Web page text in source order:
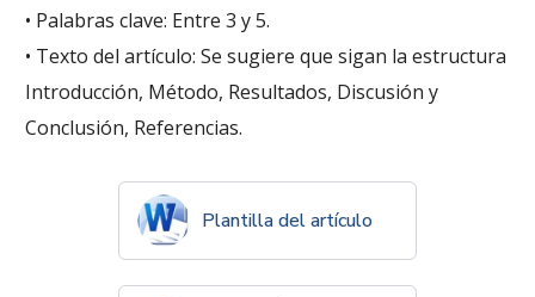
• Palabras clave: Entre 3 y 5.
• Texto del artículo: Se sugiere que sigan la estructura
Introducción, Método, Resultados, Discusión y
Conclusión, Referencias.
Plantilla del artículo